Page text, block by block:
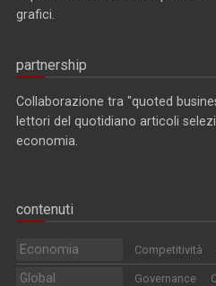
grafici.
partnership
Collaborazione tra "quoted
lettori del quotidiano articoli
economia.
contenuti
Economia Competitività
Global Governance